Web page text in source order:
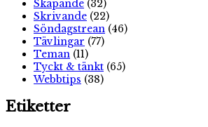
Skapande (32)
Skrivande (22)
Söndagstrean (46)
Tävlingar (77)
Teman (11)
Tyckt & tänkt (65)
Webbtips (38)
Etiketter